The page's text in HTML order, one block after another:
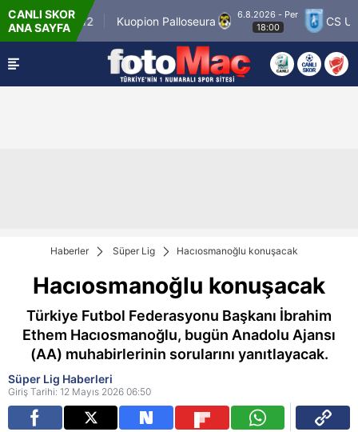
CANLI SKOR
ANA SAYFA
Match 12 Kuopion Palloseura
6.8.2026 - Per
18:00
CS
Haberler Süper Lig Hacıosmanoğlu konuşacak
Hacıosmanoğlu konuşacak
Türkiye Futbol Federasyonu Başkanı İbrahim
Ethem Hacıosmanoğlu, bugün Anadolu Ajansı
(AA) muhabirlerinin sorularını yanıtlayacak.
Süper Lig Haberleri
Giriş Tarihi: 12 Mayıs 2026 06:50